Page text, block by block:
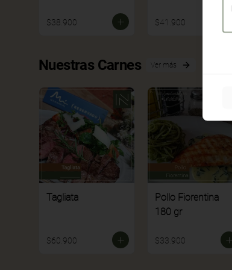
$38.900 $41.900
Nuestras Carnes Ver más
Tagliata
$60.900
Pollo Fiorentina
180 gr
$33.900